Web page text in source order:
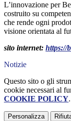
L’innovazione per
costruito su
che rende ogni
visione orientata al
sito internet: https://
Notizie
Questo sito o gli
cookie necessari al
COOKIE POLICY.
Personalizza